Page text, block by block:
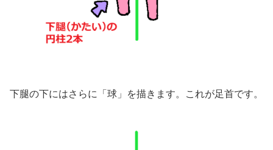
下腿の下にはさらに「球」を描きます。これが足首です。